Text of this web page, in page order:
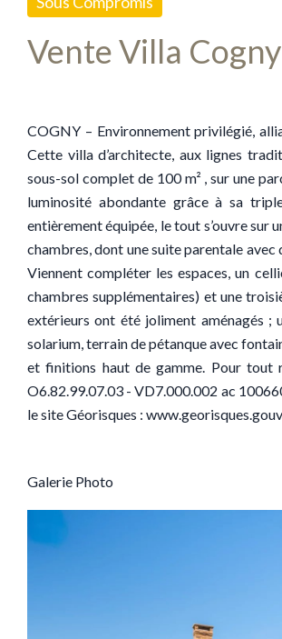
Vente Villa Cogny
COGNY – Environnement privilégié,
Cette villa d’architecte, aux lignes
sous-sol complet de 100 m² , sur une
luminosité abondante grâce à sa
entièrement équipée, le tout s’ouvre sur
chambres, dont une suite parentale
Viennent compléter les espaces, un
chambres supplémentaires) et une
extérieurs ont été joliment aménagés ;
solarium, terrain de pétanque avec
et finitions haut de gamme. Pour tout
O6.82.99.07.03 - VD7.000.002 ac
le site Géorisques :
Galerie Photo